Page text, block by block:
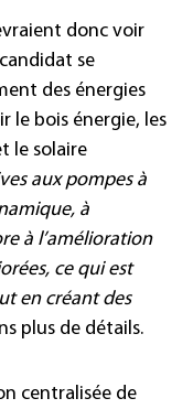
donc voir
se
des énergies
le bois énergie, les
le solaire
aux pompes à
à
à l’amélioration
ce qui est
en créant des
plus de détails.
centralisée de